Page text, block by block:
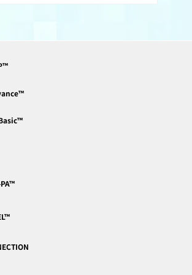
のイベントはありません